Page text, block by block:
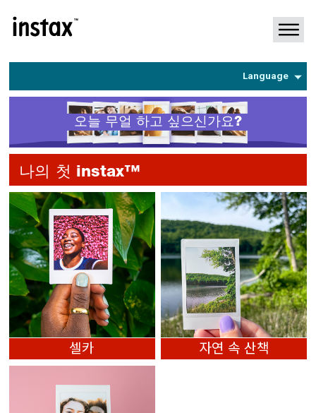
Language
Deutsch
Português
오늘 무얼 하고 싶으신가요?
나의 첫 instax™
셀카 자연 속 산책